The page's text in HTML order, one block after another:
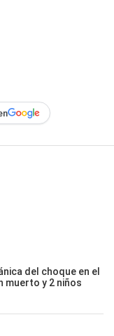
del choque en el
muerto y 2 niños